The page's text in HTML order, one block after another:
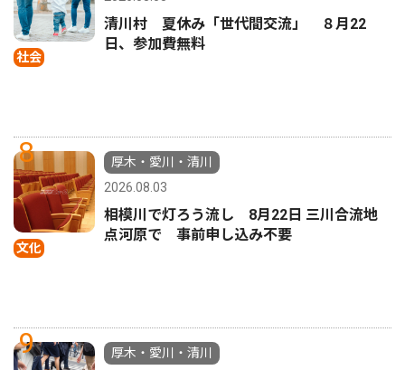
社会
清川村 夏休み「世代間交流」 ８月22
日、参加費無料
8
文化
厚木・愛川・清川
2026.08.03
相模川で灯ろう流し 8月22日 三川合流地
点河原で 事前申し込み不要
9
厚木・愛川・清川